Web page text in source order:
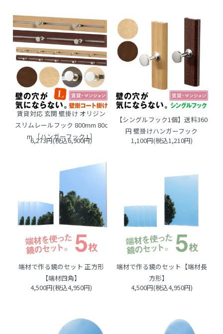
賃貸対応 玄関 壁掛け オリジン
スリムレールフック 800mm 80c
m ［ハンガーフック L］
6,273円(税込6,900円)
【シングルフック1個】送料360
円 壁掛けハンガーフック
1,100円(税込1,210円)
端材で作る鏡のセット 正方形
【端材四角】
4,500円(税込4,950円)
端材で作る鏡のセット【端材長
方形】
4,500円(税込4,950円)